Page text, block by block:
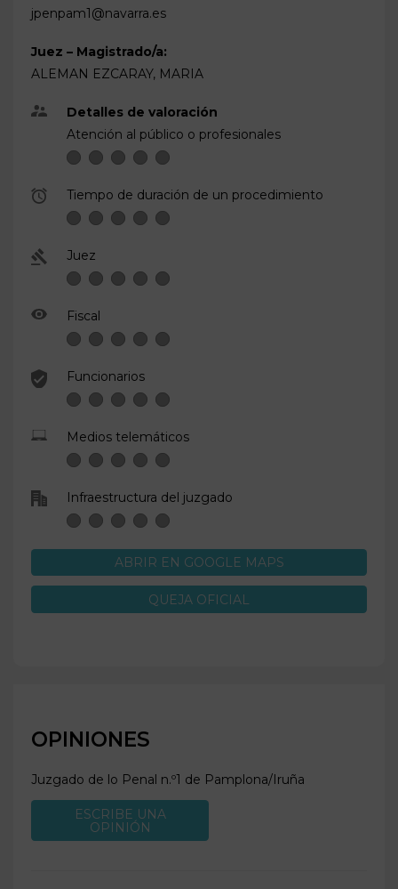
jpenpam1@navarra.es
Juez – Magistrado/a:
ALEMAN EZCARAY, MARIA
Detalles de valoración
Atención al público o profesionales
Tiempo de duración de un procedimiento
Juez
Fiscal
Funcionarios
Medios telemáticos
Infraestructura del juzgado
ABRIR EN GOOGLE MAPS
QUEJA OFICIAL
OPINIONES
Juzgado de lo Penal n.º1 de Pamplona/Iruña
ESCRIBE UNA
OPINIÓN